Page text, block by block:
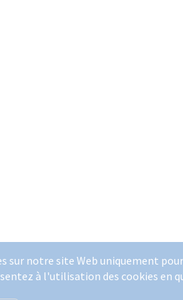
sur notre site Web uniquement
à l'utilisation des cookies en